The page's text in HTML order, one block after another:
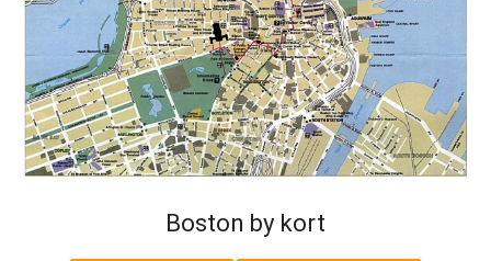
Boston by kort